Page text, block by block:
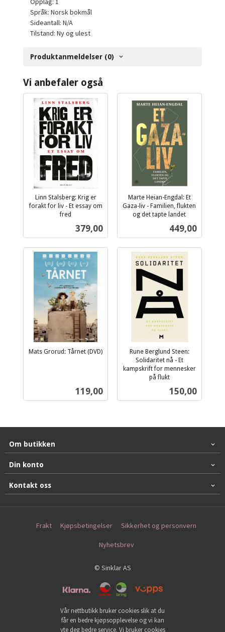
Språk: Norsk bokmål
Sideantall: N/A
Tilstand: Ny og ulest
Produktanmeldelser (0)
Vi anbefaler også
Linn Stalsberg: Krig er
forakt for liv - Et essay om
fred
Pris
379,00
Marte Heian-Engdal: Et
Gaza-liv - Familien, flukten
og det tapte landet
Pris
449,00
Mats Grorud: Tårnet (DVD)
Pris
119,00
Rune Berglund Steen:
Solidaritet nå - Et
kampskrift for mennesker
på flukt
Pris
150,00
Om butikken
Din konto
Kontakt oss
Frakt Kjøpsbetingelser Sikkerhet og personvern
Nyhetsbrev
© Sinklar AS
Vår nettbutikk bruker cookies slik at du
får en bedre kjøpsopplevelse og vi kan
yte deg bedre service. Vi bruker cookies